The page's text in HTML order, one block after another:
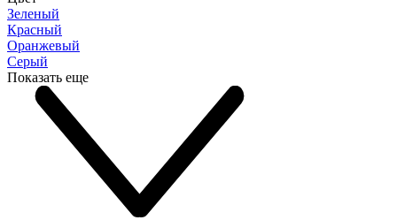
Зеленый
Красный
Оранжевый
Серый
Показать еще